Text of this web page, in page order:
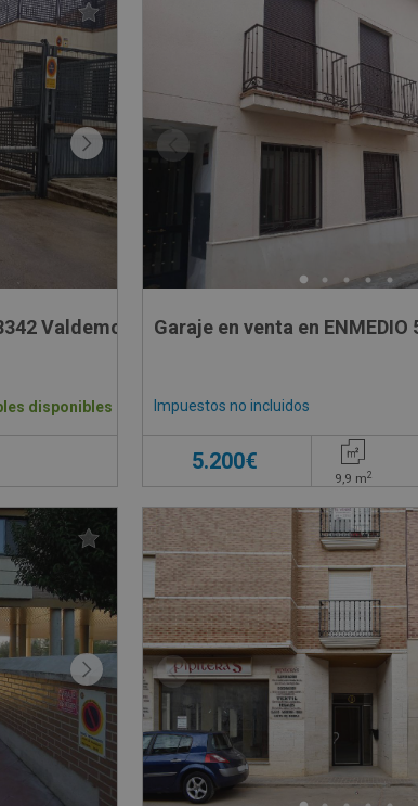
Valdemoro - Madrid
disponibles
Garaje en venta en ENMEDIO
Impuestos no incluidos
5.200€
9,9 m2